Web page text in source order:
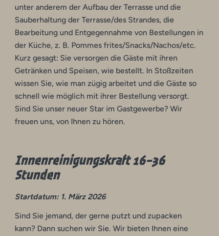
unter anderem der Aufbau der Terrasse und die
Sauberhaltung der Terrasse/des Strandes, die
Bearbeitung und Entgegennahme von Bestellungen in
der Küche, z. B. Pommes frites/Snacks/Nachos/etc.
Kurz gesagt: Sie versorgen die Gäste mit ihren
Getränken und Speisen, wie bestellt. In Stoßzeiten
wissen Sie, wie man zügig arbeitet und die Gäste so
schnell wie möglich mit ihrer Bestellung versorgt.
Sind Sie unser neuer Star im Gastgewerbe? Wir
freuen uns, von Ihnen zu hören.
Innenreinigungskraft 16-36
Stunden
Startdatum: 1. März 2026
Sind Sie jemand, der gerne putzt und zupacken
kann? Dann suchen wir Sie. Wir bieten Ihnen eine